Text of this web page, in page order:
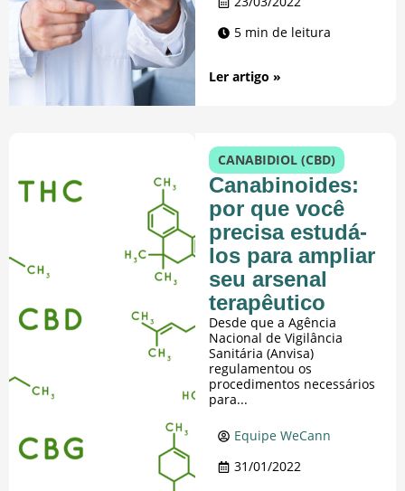
5 min de leitura
Ler artigo »
CANABIDIOL (CBD)
Canabinoides:
por que você
precisa estudá-
los para ampliar
seu arsenal
terapêutico
Desde que a Agência
Nacional de Vigilância
Sanitária (Anvisa)
regulamentou os
procedimentos necessários
para...
Equipe WeCann
31/01/2022